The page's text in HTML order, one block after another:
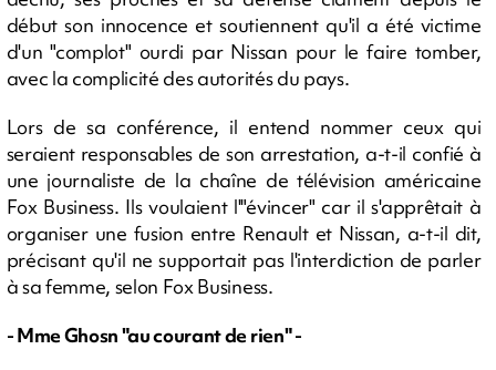
début son innocence et soutiennent qu'il a été victime
d'un "complot" ourdi par Nissan pour le faire tomber,
avec la complicité des autorités du pays.
Lors de sa conférence, il entend nommer ceux qui
seraient responsables de son arrestation, a-t-il confié à
une journaliste de la chaîne de télévision américaine
Fox Business. Ils voulaient l'"évincer" car il s'apprêtait à
organiser une fusion entre Renault et Nissan, a-t-il dit,
précisant qu'il ne supportait pas l'interdiction de parler
à sa femme, selon Fox Business.
- Mme Ghosn "au courant de rien" -